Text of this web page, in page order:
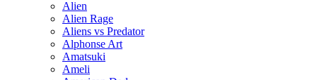
Alien
Alien Rage
Aliens vs Predator
Alphonse Art
Amatsuki
Ameli